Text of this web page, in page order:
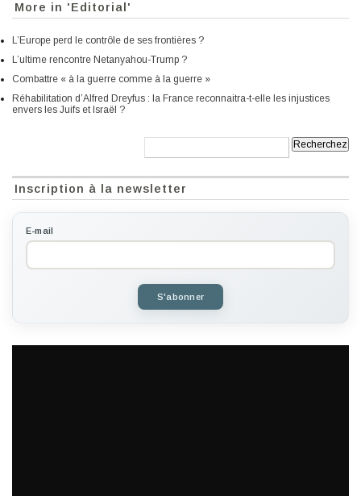
More in 'Editorial'
L’Europe perd le contrôle de ses frontières ?
L’ultime rencontre Netanyahou-Trump ?
Combattre « à la guerre comme à la guerre »
Réhabilitation d’Alfred Dreyfus : la France reconnaitra-t-elle les injustices
envers les Juifs et Israël ?
Inscription à la newsletter
E-mail
S'abonner